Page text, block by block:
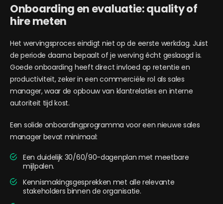
Onboarding en evaluatie: quality of
hire meten
Het wervingsproces eindigt niet op de eerste werkdag. Juist
de periode daarna bepaalt of je werving écht geslaagd is.
Goede onboarding heeft direct invloed op retentie en
productiviteit, zeker in een commerciële rol als sales
manager, waar de opbouw van klantrelaties en interne
autoriteit tijd kost.
Een solide onboardingprogramma voor een nieuwe sales
manager bevat minimaal:
Een duidelijk 30/60/90-dagenplan met meetbare
mijlpalen.
Kennismakingsgesprekken met alle relevante
stakeholders binnen de organisatie.